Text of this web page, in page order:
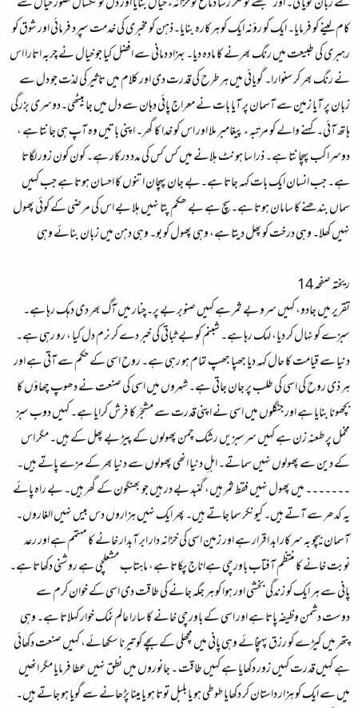
کام لینے کو فرمایا۔ ایک کو روّنہ ایک کو ہرکارہ بنایا۔ذہن کو مخبری کی خدمت سپرد فرمائی اور شوق کو
رہبری کی طبیعت میں رنگ بھرنے کا مادہ دیا۔ بہزاد دمانی سے افضل کیا جو خیال نے چربہ اتارا اس
نے رنگ بھر کر سنوارا۔ گویائی میں ہر طرح کی قدرت دی اور کلام میں تاثیر کی لذت جو دل سے
زبان پر آیا زمین سے آسمان پر آیا بات نے معراج پائی دہان سے دل میں جا بیٹھی۔دوسری بزرگی
ہاتھ آئی۔ کہنے والے کو مرتبہ ء پیغامبر ملا اور اس کو خدا کا گھر۔ اپنی باتیں وہ آپ ہی جانتا ہے ،
دوسرا کب پہچانتا ہے۔ ذرا سا ہونٹ ہلانے میں کس کس کی مدد درکار ہے۔ کون کون زور لگاتا
ہے۔ جب انسان ایک بات کہہ جاتا ہے۔بے جان پہچان اتنوں کا احسان ہوتا ہے جب کہیں
سماں بندھنے کا سامان ہوتا ہے۔ سچ ہے بے ھکم پتا نہیں ہلا بے اس کی مرضی کے کوئی پھول
نہیں کھلا۔ وہی درخت کو پھل دیتا ہے، وہی پھول کو بو۔ وہی دہن میں زبان بنائے وہی
ریختہ صفحہ 14
تقریر میں جادو، کہیں سرو بے ثمر ہے کہیں صنوبر بے پر۔چنار میں آگ بھر دی دہک رہا ہے۔
سبزے کو نہال کر دیا، لہک رہا ہے۔ شبنم کو بے ثباتی کی خبر دے کر نرم دل کیا ، رو رہی ہے۔
دنیا سے قیامت کا حال کہہ دیا جھپا جھپ تمام ہو رہی ہے۔ روح اسی کے حکم سے آتی ہے اور
ہر ذی روح کی اسی کی طلب پر جان جاتی ہے۔ شہروں میں اسی کی صنعت نے دھوپ چھاؤں کا
بچھونا بنایا ہے اور جنگلوں میں اسی نے اپنی قدرت سے مشجّر کا فرش کرایا ہے۔ کہیں دوب سبز
مخمل پر طعنہ زن ہے کہیں سرسبزیں رشک چمن پھولوں کے پیڑ بے پھل کے ہیں۔ مگر اس
کے دین سے پھولوں نہیں سماتے۔ اہلِ دنیا انھی پھولوں سے دنیا بھر کے مزے پاتے ہیں۔
۔۔۔۔۔۔۔ میں پھول نہیں فقط ثمر ہیں، گنبد بے در ہیں جو بھنگون کے گھر ہیں۔ بے راہ پائے
یہ کدھر سے آتے ہیں۔ کیونکر سما جاتے ہیں۔ پھر ایک نہیں ہزاروں دس بیس نہیں الغاروں۔
آسمان بیچو بہ سرکار ابد اقرار ہے اور زمین اسی کی خزانہ دار ابر آبدار خانے کا مہتمم ہے اور رعد
نوبت خانے کا منتظم آفتاب باورچی ہےاناج پکاتا ہے، ماہتاب مشعلچی ہے روشنی دکھاتا ہے۔
پانی سے ہر ایک کو زندگی بخشی اور ہوا کو ہر جگہ جانے کی طاقت دی اسی کے خوان کرم سے
دوست دشمن وظیفہ پاتا ہے اور اسی کے باورچی خانے کا سارا عالم نمک خوار کہلاتا ہے۔ وہی
پتھر میں کیڑے کو رزق پہنچائے وہی پانی میں مچھلی کے بچے کو تیرنا سکھائے، کہیں صنعت دکھائی
ہے کہیں قدرت کہیں زور دکھایا ہے کہیں طاقت ۔ جانوروں میں نطق نہیں عطا فرمایا مگر انھیں
میں سے ایک کو ہزار داستان کر دکھایا طوطی ہو یا بلبل توتا ہو یا مینا پڑھانے سے گویا ہو جاتے ہیں۔